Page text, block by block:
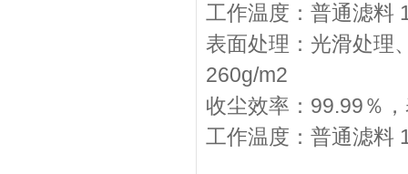
工作温度：普通滤
表面处理：光滑处理
260g/m2
收尘效率：99.99％
工作温度：普通滤